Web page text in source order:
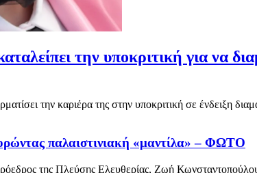
την υποκριτική για να
την καριέρα της στην υποκριτική σε ένδειξη
παλαιστινιακή «μαντίλα» – ΦΩΤΟ
της Πλεύσης Ελευθερίας, Ζωή